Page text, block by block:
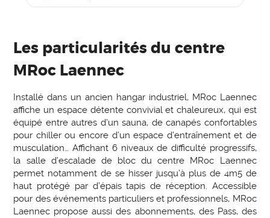
Les particularités du centre
MRoc Laennec
Installé dans un ancien hangar industriel, MRoc Laennec
affiche un espace détente convivial et chaleureux, qui est
équipé entre autres d’un sauna, de canapés confortables
pour chiller ou encore d’un espace d’entraînement et de
musculation… Affichant 6 niveaux de difficulté progressifs,
la salle d’escalade de bloc du centre MRoc Laennec
permet notamment de se hisser jusqu’à plus de 4m5 de
haut protégé par d’épais tapis de réception. Accessible
pour des événements particuliers et professionnels, MRoc
Laennec propose aussi des abonnements, des Pass, des